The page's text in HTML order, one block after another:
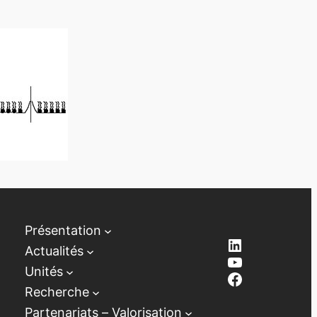
Présentation
Actualités
Unités
Recherche
Partenariats – Valorisation
LinkedIn
YouTube
Facebook